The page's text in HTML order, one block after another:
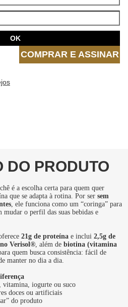
COMPRAR E ASSINAR
DO PRODUTO
é a escolha certa para quem quer
que se adapta à rotina. Por ser sem
, ele funciona como um “coringa” para
mudar o perfil das suas bebidas e
21g de proteína e inclui 2,5g de
Verisol®, além de biotina (vitamina
quem busca consistência: fácil de
manter no dia a dia.
vitamina, iogurte ou suco
doces ou artificiais
do produto